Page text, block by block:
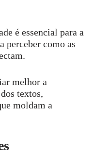
é essencial para a
perceber como as
melhor a
textos,
moldam a